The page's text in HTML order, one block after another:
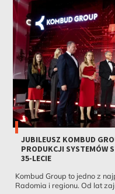
JUBILEUSZ KOMBUD
PRODUKCJI SYSTEMÓW
35-LECIE
Kombud Group to jedno z
Radomia i regionu. Od lat